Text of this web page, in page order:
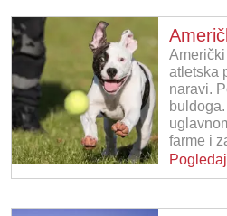
atletska
naravi.
farme i